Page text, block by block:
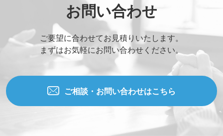
お問い合わせ
ご要望に合わせてお見積りいたします。
まずはお気軽にお問い合わせください。
ご相談・お問い合わせはこちら